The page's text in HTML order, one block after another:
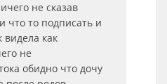
не сказав
что то подписать и
видела как
не
обидно что дочу